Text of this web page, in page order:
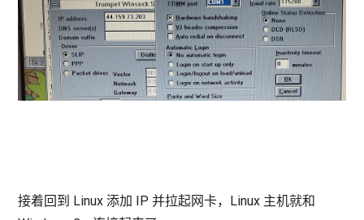
接着回到 Linux 添加 IP 并拉起网卡，Linux 主机就和